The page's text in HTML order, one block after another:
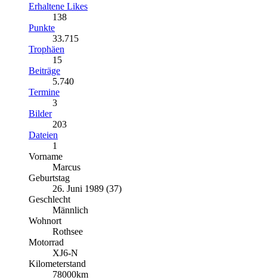
Erhaltene Likes
138
Punkte
33.715
Trophäen
15
Beiträge
5.740
Termine
3
Bilder
203
Dateien
1
Vorname
Marcus
Geburtstag
26. Juni 1989 (37)
Geschlecht
Männlich
Wohnort
Rothsee
Motorrad
XJ6-N
Kilometerstand
78000km